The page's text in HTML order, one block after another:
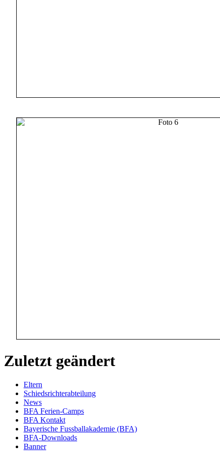
Zuletzt geändert
Eltern
Schiedsrichterabteilung
News
BFA Ferien-Camps
BFA Kontakt
Bayerische Fussballakademie (BFA)
BFA-Downloads
Banner